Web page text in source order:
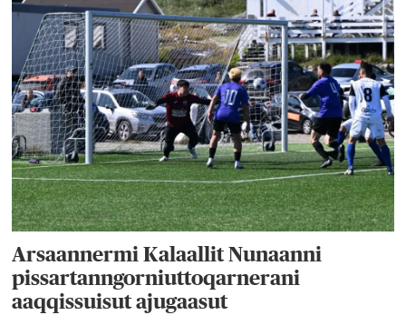
Arsaannermi Kalaallit Nunaanni
pissartanngorniuttoqarnerani
aaqqissuisut ajugaasut